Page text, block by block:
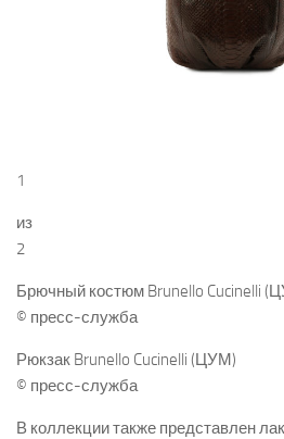
1
из
2
Брючный костюм Brunello Cucinelli
© пресс-служба
Рюкзак Brunello Cucinelli (ЦУМ)
© пресс-служба
В коллекции также представлен